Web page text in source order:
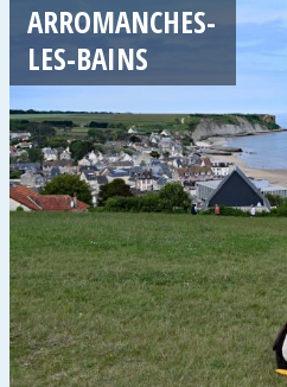
ARROMANCHES-
LES-BAINS